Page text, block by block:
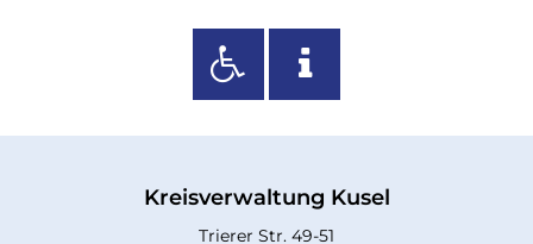
Kreisverwaltung Kusel
Trierer Str. 49-51